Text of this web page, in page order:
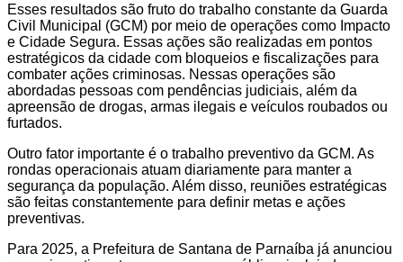
Esses resultados são fruto do trabalho constante da Guarda
Civil Municipal (GCM) por meio de operações como Impacto
e Cidade Segura. Essas ações são realizadas em pontos
estratégicos da cidade com bloqueios e fiscalizações para
combater ações criminosas. Nessas operações são
abordadas pessoas com pendências judiciais, além da
apreensão de drogas, armas ilegais e veículos roubados ou
furtados.
Outro fator importante é o trabalho preventivo da GCM. As
rondas operacionais atuam diariamente para manter a
segurança da população. Além disso, reuniões estratégicas
são feitas constantemente para definir metas e ações
preventivas.
Para 2025, a Prefeitura de Santana de Parnaíba já anunciou